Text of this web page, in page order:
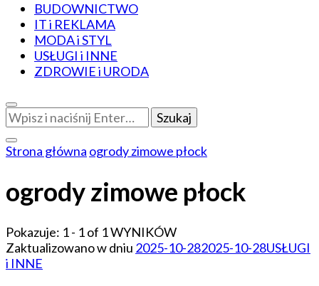
BUDOWNICTWO
IT i REKLAMA
MODA i STYL
USŁUGI i INNE
ZDROWIE i URODA
Szukasz
czegoś?
Strona główna ogrody zimowe płock
ogrody zimowe płock
Pokazuje: 1 - 1 of 1 WYNIKÓW
Zaktualizowano w dniu 2025-10-282025-10-28USŁUGI
i INNE